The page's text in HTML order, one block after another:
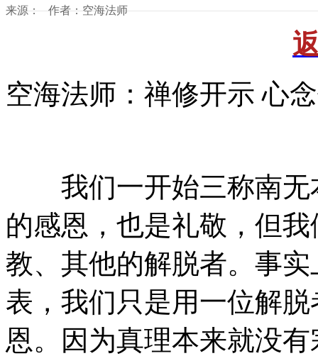
来源： 作者：空海法师
空海法师：禅修开示 心
我们一开始三称南无
的感恩，也是礼敬，但
教、其他的解脱者。事
表，我们只是用一位解
恩。因为真理本来就没